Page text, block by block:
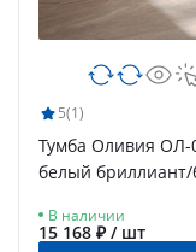
5(1)
Тумба Оливия ОЛ-
белый
В наличии
15 168 ₽ / шт